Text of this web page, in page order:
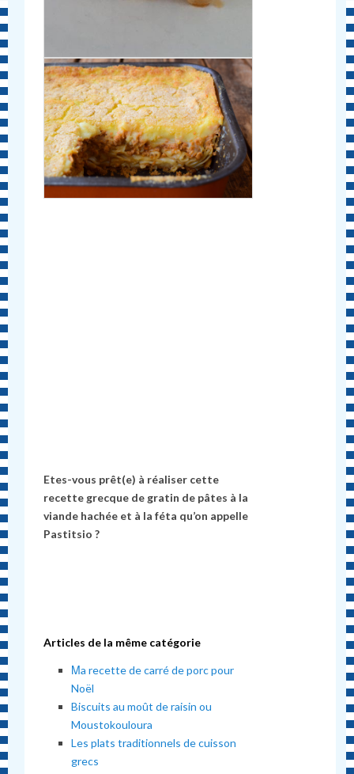
Etes-vous prêt(e) à réaliser cette
recette grecque de gratin de pâtes à la
viande hachée et à la féta qu’on appelle
Pastitsio ?
Articles de la même catégorie
Μa recette de carré de porc pour
Noël
Biscuits au moût de raisin ou
Moustokouloura
Les plats traditionnels de cuisson
grecs